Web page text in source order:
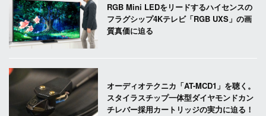
RGB Mini LEDをリードするハイセンスの
フラグシップ4Kテレビ「RGB UXS」の画
質真価に迫る
オーディオテクニカ「AT-MCD1」を聴く。
スタイラスチップ一体型ダイヤモンドカン
チレバー採用カートリッジの実力に迫る！